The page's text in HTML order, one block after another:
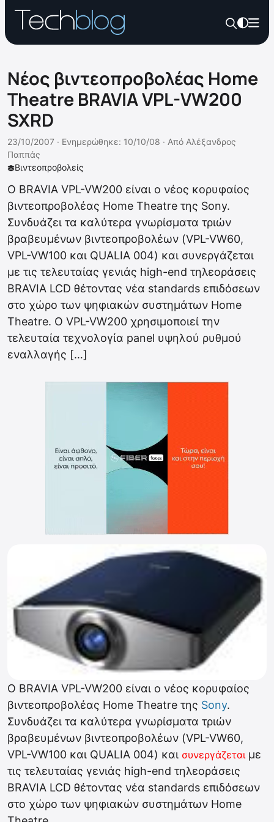
Νέος βιντεοπροβολέας Home
Theatre BRAVIA VPL-VW200
SXRD
Βιντεοπροβολείς
23/10/2007 · Ενημερώθηκε: 10/10/08 · Από Αλέξανδρος
Παππάς
Ο BRAVIA VPL-VW200 είναι ο νέος κορυφαίος
βιντεοπροβολέας Home Theatre της Sony.
Συνδυάζει τα καλύτερα γνωρίσματα τριών
βραβευμένων βιντεοπροβολέων (VPL-VW60,
VPL-VW100 και QUALIA 004) και συνεργάζεται
με τις τελευταίας γενιάς high-end τηλεοράσεις
BRAVIA LCD θέτοντας νέα standards επιδόσεων
στο χώρο των ψηφιακών συστημάτων Home
Theatre. Ο VPL-VW200 χρησιμοποιεί την
τελευταία τεχνολογία panel υψηλού ρυθμού
εναλλαγής […]
Ο BRAVIA VPL-VW200 είναι ο νέος κορυφαίος
βιντεοπροβολέας Home Theatre της Sony.
Συνδυάζει τα καλύτερα γνωρίσματα τριών
βραβευμένων βιντεοπροβολέων (VPL-VW60,
VPL-VW100 και QUALIA 004) και συνεργάζεται με
τις τελευταίας γενιάς high-end τηλεοράσεις
BRAVIA LCD θέτοντας νέα standards επιδόσεων
στο χώρο των ψηφιακών συστημάτων Home